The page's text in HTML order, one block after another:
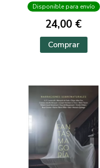
Disponible para envío
24,00 €
Comprar